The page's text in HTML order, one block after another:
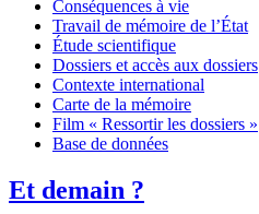
Conséquences à vie
Travail de mémoire de l’État
Étude scientifique
Dossiers et accès aux dossiers
Contexte international
Carte de la mémoire
Film « Ressortir les dossiers »
Base de données
Et demain ?